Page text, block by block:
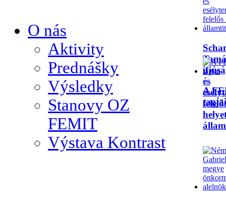
O nás
Aktivity
Prednášky
Výsledky
Stanovy OZ
FEMIT
Výstava Kontrast
és
A
tagjai